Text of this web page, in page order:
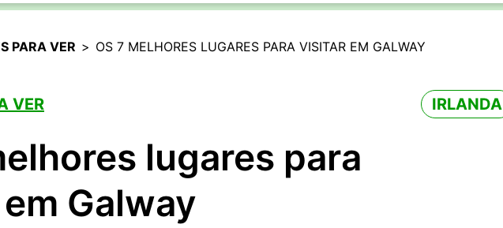
PARA VER > OS 7 MELHORES LUGARES PARA VISITAR EM GALWAY
VER IRLANDA
lugares para
Galway